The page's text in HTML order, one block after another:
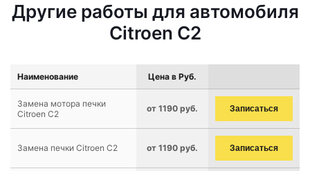
Другие работы для автомобиля
Citroen C2
Наименование Цена в Руб.
Замена мотора печки
Citroen C2
от 1190 руб. Записаться
Замена печки Citroen C2 от 1190 руб. Записаться